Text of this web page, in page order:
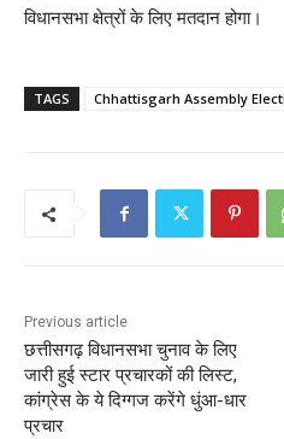
विधानसभा क्षेत्रों के लिए मतदान होगा।
TAGS Chhattisgarh Assembly
Previous article
छत्तीसगढ़ विधानसभा चुनाव के लिए
जारी हुई स्टार प्रचारकों की लिस्ट,
कांग्रेस के ये दिग्गज करेंगे धुंआ-धार
प्रचार